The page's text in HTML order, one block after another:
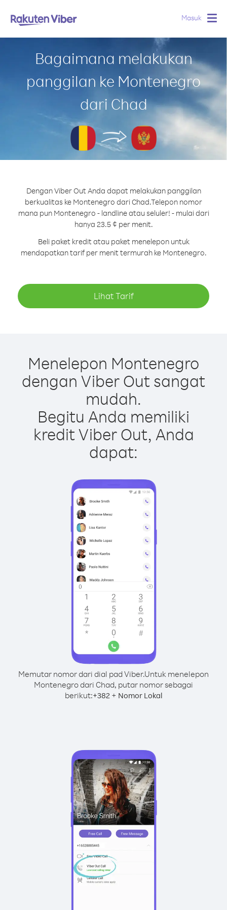
Masuk
Bagaimana melakukan
panggilan ke Montenegro
dari Chad
Dengan Viber Out Anda dapat melakukan panggilan
berkualitas ke Montenegro dari Chad.Telepon nomor
mana pun Montenegro - landline atau seluler! - mulai dari
hanya 23.5 ¢ per menit.
Beli paket kredit atau paket menelepon untuk
mendapatkan tarif per menit termurah ke Montenegro.
Lihat Tarif
Menelepon Montenegro
dengan Viber Out sangat
mudah.
Begitu Anda memiliki
kredit Viber Out, Anda
dapat:
Memutar nomor dari dial pad Viber.Untuk menelepon
Montenegro dari Chad, putar nomor sebagai
berikut:+382+ Nomor Lokal